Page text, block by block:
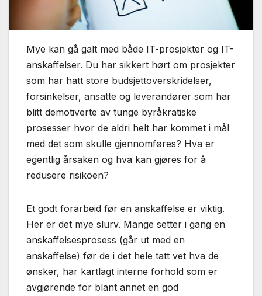
Mye kan gå galt med både IT-prosjekter og IT-
anskaffelser. Du har sikkert hørt om prosjekter
som har hatt store budsjettoverskridelser,
forsinkelser, ansatte og leverandører som har
blitt demotiverte av tunge byråkratiske
prosesser hvor de aldri helt har kommet i mål
med det som skulle gjennomføres? Hva er
egentlig årsaken og hva kan gjøres for å
redusere risikoen?
Et godt forarbeid før en anskaffelse er viktig.
Her er det mye slurv. Mange setter i gang en
anskaffelsesprosess (går ut med en
anskaffelse) før de i det hele tatt vet hva de
ønsker, har kartlagt interne forhold som er
avgjørende for blant annet en god